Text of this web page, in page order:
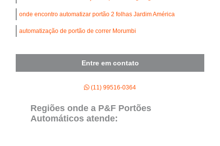
onde encontro automatizar portão 2 folhas Jardim América
automatização de portão de correr Morumbi
Entre em contato
(11) 99516-0364
Regiões onde a P&F Portões
Automáticos atende: